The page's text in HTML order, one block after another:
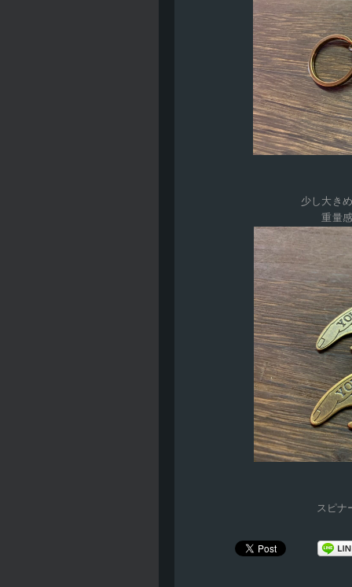
少し大き
重量
スピナ